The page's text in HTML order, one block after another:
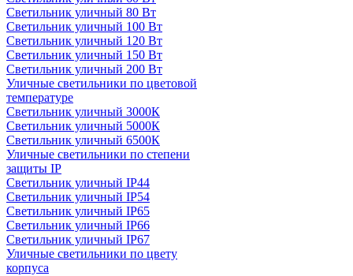
Светильник уличный 80 Вт
Светильник уличный 100 Вт
Светильник уличный 120 Вт
Светильник уличный 150 Вт
Светильник уличный 200 Вт
Уличные светильники по цветовой
температуре
Cветильник уличный 3000К
Cветильник уличный 5000К
Cветильник уличный 6500К
Уличные светильники по степени
защиты IP
Светильник уличный IP44
Светильник уличный IP54
Светильник уличный IP65
Светильник уличный IP66
Светильник уличный IP67
Уличные светильники по цвету
корпуса